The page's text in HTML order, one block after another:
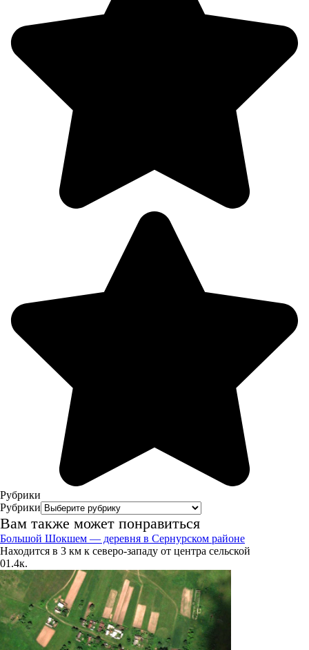
56%
1
344°
03:00
765
765
66%
2.2
221°
11.08
09:00
18°
Рубрики
Рубрики
Вам также может понравиться
Большой Шокшем — деревня в Сернурском районе
Находится в 3 км к северо-западу от центра сельской
01.4к.